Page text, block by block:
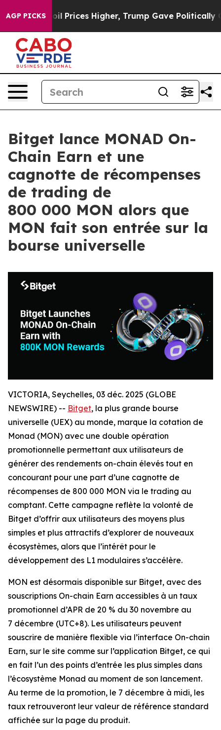
AGP PICKS
oil Prices Higher, Trump Gave Politically
Bitget lance MONAD On-
Chain Earn et une
cagnotte de récompenses
de trading de
800 000 MON alors que
MON fait son entrée sur la
bourse universelle
VICTORIA, Seychelles, 03 déc. 2025 (GLOBE
NEWSWIRE) -- Bitget, la plus grande bourse
universelle (UEX) au monde, marque la cotation de
Monad (MON) avec une double opération
promotionnelle permettant aux utilisateurs de
générer des rendements on-chain élevés tout en
concourant pour une part d’une cagnotte de
récompenses de 800 000 MON via le trading au
comptant. Cette campagne reflète la volonté de
Bitget d’offrir aux utilisateurs des moyens plus
simples et plus attractifs d’explorer de nouveaux
écosystèmes, alors que l’intérêt pour le
développement des L1 modulaires s’accélère.
MON est désormais disponible sur Bitget, avec des
souscriptions On-chain Earn accessibles à un taux
promotionnel d’APR de 20 % du 30 novembre au
7 décembre (UTC+8). Les utilisateurs peuvent
souscrire de manière flexible via l’interface On-chain
Earn, sur le site comme sur l’application Bitget, ce qui
en fait l’un des points d’entrée les plus simples dans
l’écosystème Monad au moment de son lancement.
Au terme de la promotion, le 7 décembre à midi, les
taux retrouveront leur valeur de référence standard
affichée sur la page du produit.